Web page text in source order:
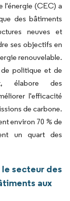
l'énergie (CEC) a
des bâtiments
neuves et
ses objectifs en
renouvelable.
politique et de
élabore des
l'efficacité
de carbone.
environ 70 % de
un quart des
secteur des
aux